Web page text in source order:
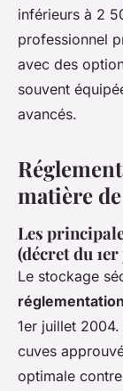
inférieurs à 2
professionnel
avec des
souvent
avancés.
matière
Les
(décret du
Le stockage
1er juillet
cuves
optimale